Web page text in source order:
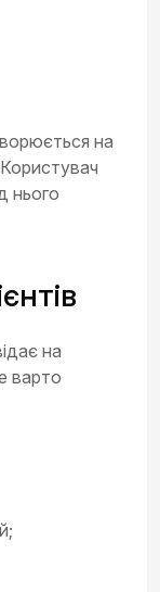
на
нього
на
варто